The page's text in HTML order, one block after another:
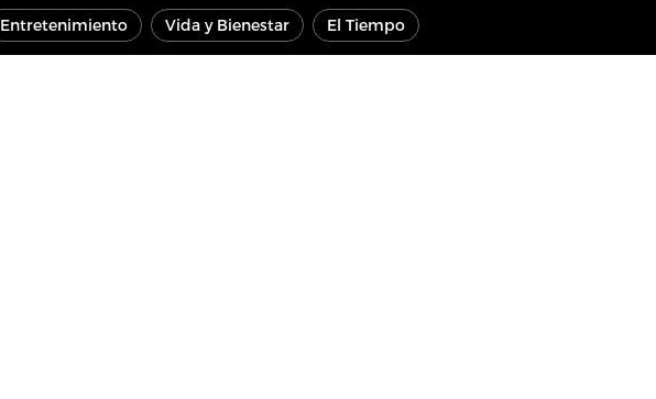
Entretenimiento Vida y Bienestar El Tiempo